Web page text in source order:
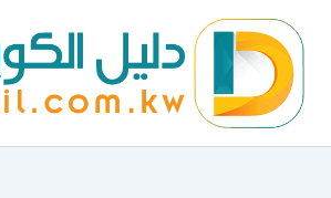
المحتوى